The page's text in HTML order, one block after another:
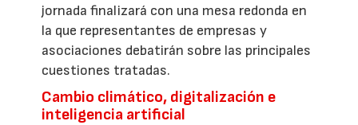
jornada finalizará con una mesa redonda en
la que representantes de empresas y
asociaciones debatirán sobre las principales
cuestiones tratadas.
Cambio climático, digitalización e
inteligencia artificial